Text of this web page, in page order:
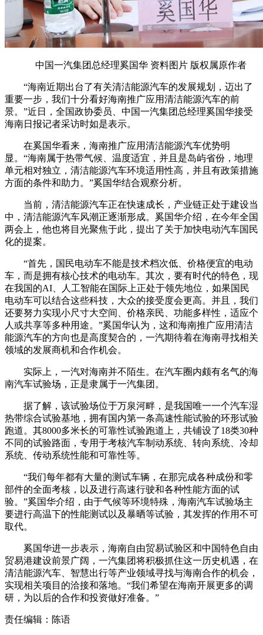
中国一汽集团总经理奚国华 资料图片 版权属原作者
“海南近期出台了有关清洁能源汽车的发展规划，迈出了
重要一步，我们十分看好海南推广应用清洁能源汽车的前
景。”近日，全国政协委员、中国一汽集团总经理奚国华接受
海南日报记者采访时如是表示。
在奚国华看来，海南推广应用清洁能源汽车优势明
显。“海南属于热带气候、温度适宜，并且是岛屿省份，地理
单元相对独立，清洁能源汽车环境适用性高，并且有政策措施
方面的条件和助力。”奚国华结合观察分析。
当前，清洁能源汽车正在快速成长，产业链正处于建设当
中，清洁能源汽车风潮正逐渐形成。奚国华介绍，在今年全国
两会上，他也将目光聚焦于此，提出了关于加快电动汽车国民
化的提案。
“首先，国民电动车不能是技术档次低、价格便宜的电动
车，而是拥有核心技术的电动车。其次，要有时代的特色，现
在我国的AI、人工智能在国际上正处于领先地位，如果国民
电动车可以结合这些科技，大众的接受度会更高。并且，我们
还要努力实现小尺寸大空间、价格亲民、功能多样性，适应个
人或共享等多种用途。”奚国华认为，这和海南推广应用清洁
能源汽车的方向也是高度契合的，一汽期待着在海南寻找相关
领域的发展商机和合作机会。
实际上，一汽对海南并不陌生。在汽车圈内颇有名气的海
南汽车试验场，正是隶属于一汽集团。
据了解，该试验场位于万泉河畔，是我国唯一一个汽车湿
热带综合试验基地，拥有国内第一条高速性能试验的环形试验
跑道。其8000多米长的可靠性试验跑道上，共铺设了18类30种
不同的试验路面，专用于考核汽车制动系统、转向系统、冷却
系统、传动系统性能和可靠性等。
“我们每年都有大量的测试车辆，在那完成各种成份和零
部件的全面考核，以及进行高速行驶和各种性能方面的试
验。”奚国华介绍，由于气候等环境特殊，海南汽车试验场主
要进行高温下的性能测试以及暴晒等试验，其发挥的作用不可
取代。
奚国华进一步表示，海南自由贸易试验区和中国特色自由
贸易港建设前景广阔，一汽集团将积极抓住这一历史机遇，在
清洁能源汽车、智慧出行等产业领域寻找与海南合作的机会，
实现相关项目的洽接和落地。“我们希望在海南开展更多的调
研，为以后的合作和投资做好准备。”
责任编辑：陈语